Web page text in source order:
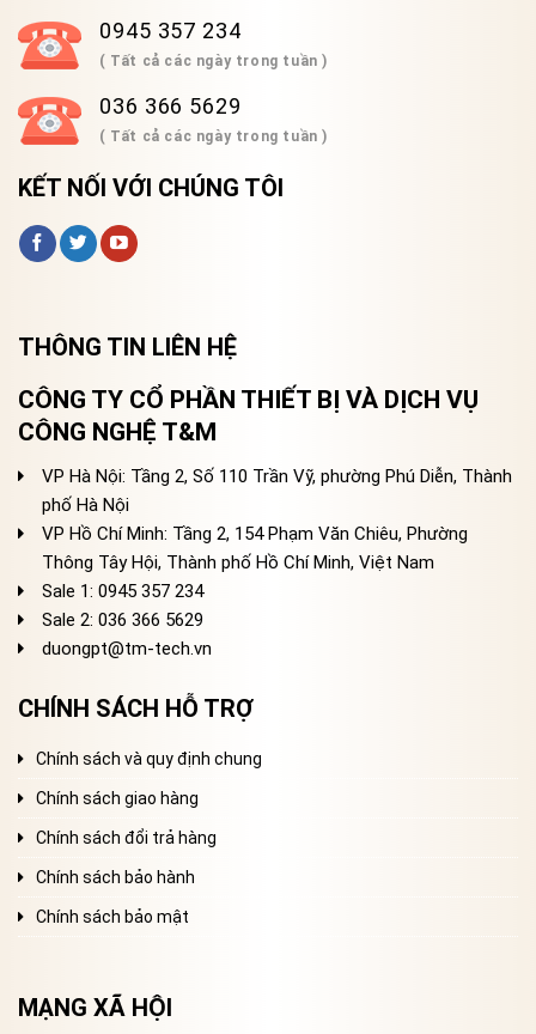
0945 357 234
( Tất cả các ngày trong tuần )
036 366 5629
( Tất cả các ngày trong tuần )
KẾT NỐI VỚI CHÚNG TÔI
THÔNG TIN LIÊN HỆ
CÔNG TY CỔ PHẦN THIẾT BỊ VÀ DỊCH VỤ
CÔNG NGHỆ T&M
VP Hà Nội: Tầng 2, Số 110 Trần Vỹ, phường Phú Diễn, Thành
phố Hà Nội
VP Hồ Chí Minh: Tầng 2, 154 Phạm Văn Chiêu, Phường
Thông Tây Hội, Thành phố Hồ Chí Minh, Việt Nam
Sale 1: 0945 357 234
Sale 2: 036 366 5629
duongpt@tm-tech.vn
CHÍNH SÁCH HỖ TRỢ
Chính sách và quy định chung
Chính sách giao hàng
Chính sách đổi trả hàng
Chính sách bảo hành
Chính sách bảo mật
MẠNG XÃ HỘI